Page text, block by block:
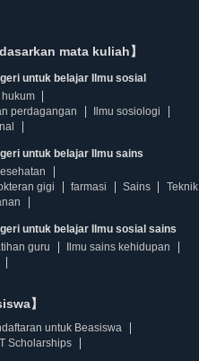
mata kuliah】
untuk belajar Ilmu sosial
hukum
perdagangan
Ilmu sosiologi
untuk belajar Ilmu sains
gigi
farmasi Sains
Teknik
untuk belajar Ilmu sosial sains
guru
Ilmu sains kehidupan
】
untuk Beasiswa
Scholarships